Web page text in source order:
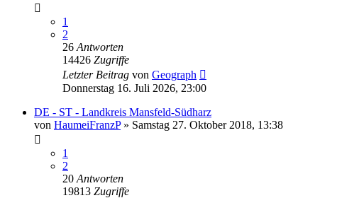
1
2
26 Antworten
14426 Zugriffe
Letzter Beitrag von Geograph
Donnerstag 16. Juli 2026, 23:00
DE - ST - Landkreis Mansfeld-Südharz
von HaumeiFranzP» Samstag 27. Oktober 2018, 13:38
1
2
20 Antworten
19813 Zugriffe